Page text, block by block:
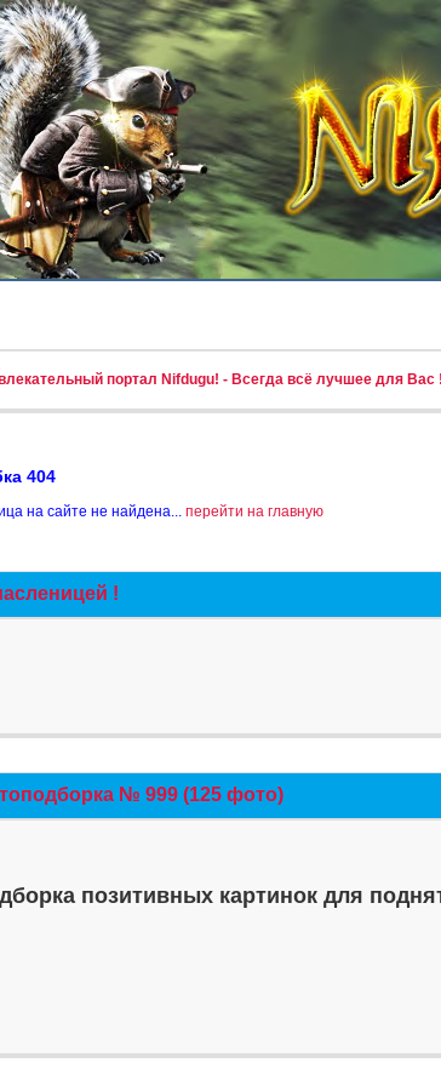
портал Nifdugu! - Всегда всё лучшее для Вас
404
на сайте не найдена... перейти на главную
!
№ 999 (125 фото)
позитивных картинок для